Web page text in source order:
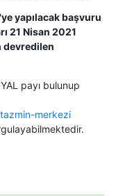
yapılacak başvuru
21 Nisan 2021
devredilen
payı bulunup
merkezi